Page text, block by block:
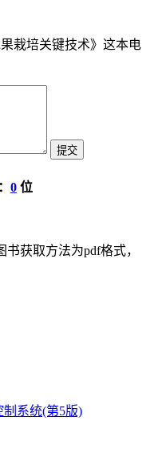
栽培关键技术》这本电
0 位
获取方法为pdf格式，
系统(第5版)